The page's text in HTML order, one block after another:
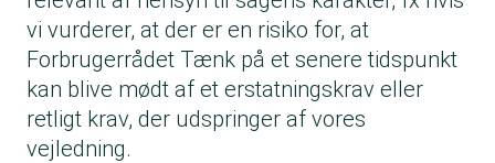
vi vurderer, at der er en risiko for, at
Forbrugerrådet Tænk på et senere tidspunkt
kan blive mødt af et erstatningskrav eller
retligt krav, der udspringer af vores
vejledning.